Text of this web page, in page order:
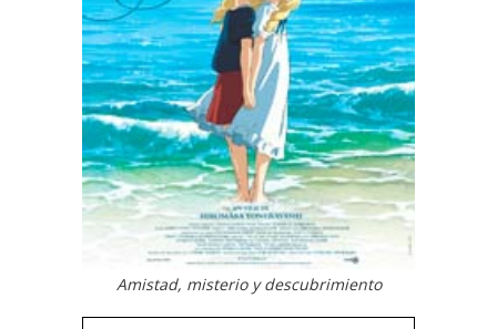
Amistad, misterio y descubrimiento